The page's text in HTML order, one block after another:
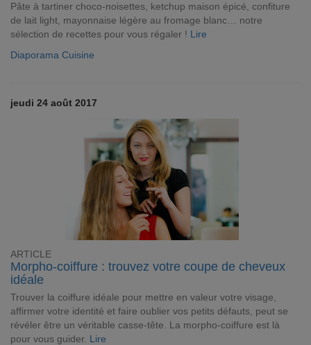
Pâte à tartiner choco-noisettes, ketchup maison épicé, confiture
de lait light, mayonnaise légère au fromage blanc… notre
sélection de recettes pour vous régaler ! Lire
Diaporama Cuisine
jeudi 24 août 2017
ARTICLE
Morpho-coiffure : trouvez votre coupe de cheveux
idéale
Trouver la coiffure idéale pour mettre en valeur votre visage,
affirmer votre identité et faire oublier vos petits défauts, peut se
révéler être un véritable casse-tête. La morpho-coiffure est là
pour vous guider. Lire